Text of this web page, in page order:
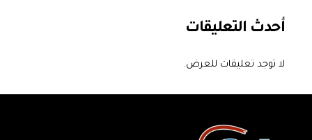
أحدث التعليقات
لا توجد تعليقات للعرض.